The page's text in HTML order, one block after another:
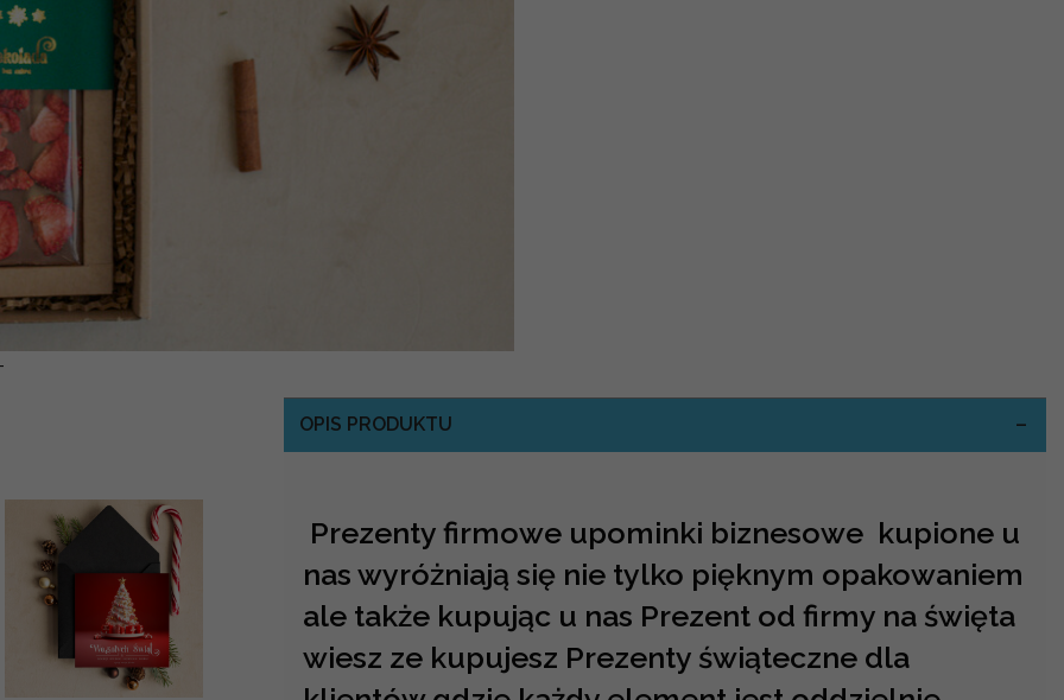
OPIS PRODUKTU
Prezenty firmowe upominki biznesowe kupione u
nas wyróżniają się nie tylko pięknym opakowaniem
ale także kupując u nas Prezent od firmy na święta
wiesz ze kupujesz Prezenty świąteczne dla